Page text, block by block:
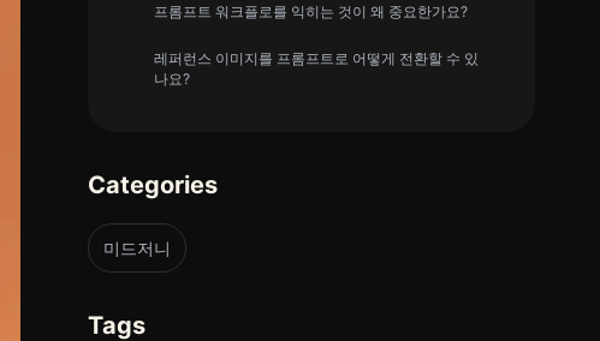
프롬프트 워크플로를 익히는 것이 왜 중요한가요?
레퍼런스 이미지를 프롬프트로 어떻게 전환할 수 있
나요?
Categories
미드저니
Tags